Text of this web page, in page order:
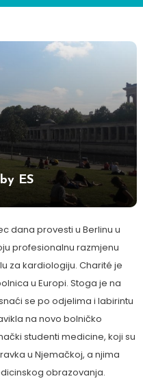
ES
dana provesti u Berlinu u
profesionalnu razmjenu
za kardiologiju. Charité je
u Europi. Stoga je na
se po odjelima i labirintu
na novo bolničko
studenti medicine, koji su
u Njemačkoj, a njima
obrazovanja.